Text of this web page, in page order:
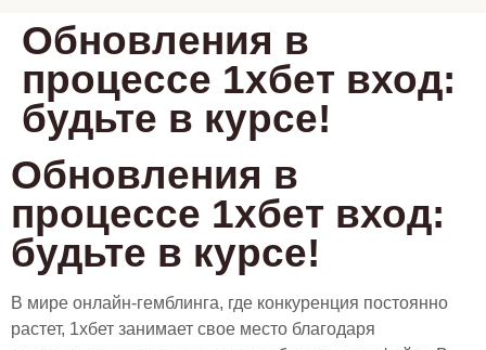
Обновления в
процессе 1хбет вход:
будьте в курсе!
Обновления в
процессе 1хбет вход:
будьте в курсе!
В мире онлайн-гемблинга, где конкуренция постоянно
растет, 1хбет занимает свое место благодаря